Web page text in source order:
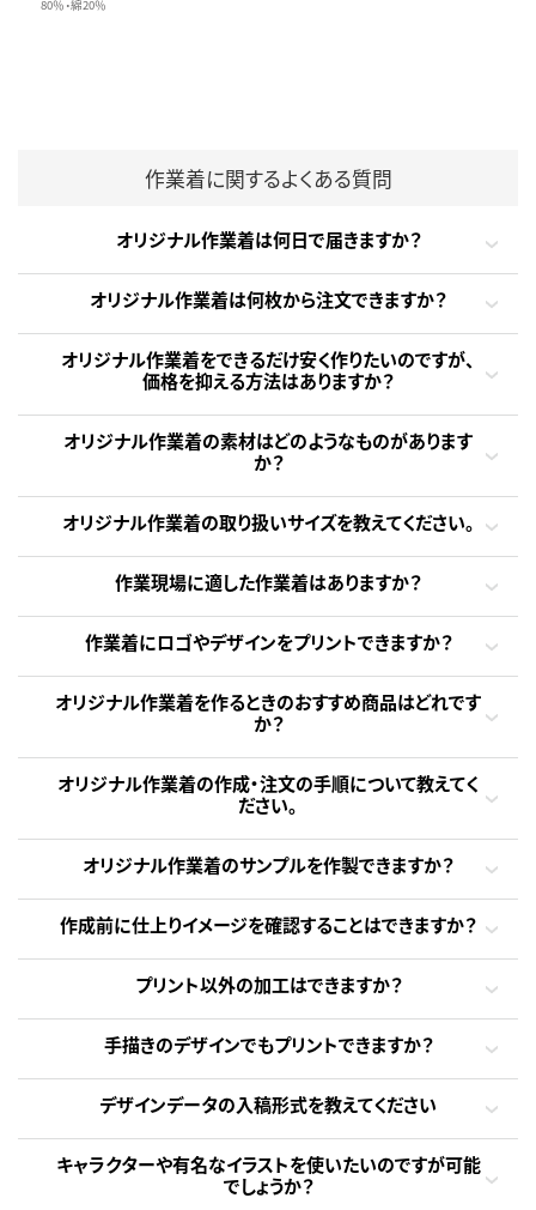
80％・綿20％
作業着に関するよくある質問
オリジナル作業着は何日で届きますか？
オリジナル作業着は何枚から注文できますか？
オリジナル作業着をできるだけ安く作りたいのですが、
価格を抑える方法はありますか？
オリジナル作業着の素材はどのようなものがあります
か？
オリジナル作業着の取り扱いサイズを教えてください。
作業現場に適した作業着はありますか？
作業着にロゴやデザインをプリントできますか？
オリジナル作業着を作るときのおすすめ商品はどれです
か？
オリジナル作業着の作成・注文の手順について教えてく
ださい。
オリジナル作業着のサンプルを作製できますか？
作成前に仕上りイメージを確認することはできますか？
プリント以外の加工はできますか？
手描きのデザインでもプリントできますか？
デザインデータの入稿形式を教えてください
キャラクターや有名なイラストを使いたいのですが可能
でしょうか？